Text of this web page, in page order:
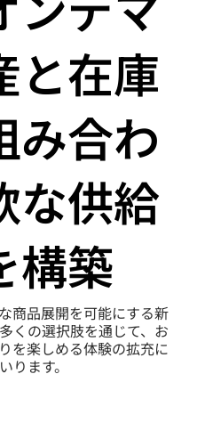
と在庫
み合わ
な供給
構築
商品展開を可能にする新
くの選択肢を通じて、お
を楽しめる体験の拡充に
ります。